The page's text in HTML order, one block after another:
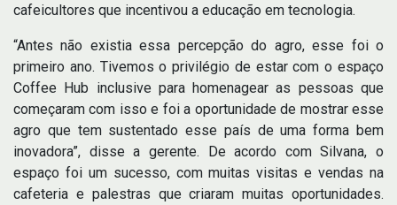
cafeicultores que incentivou a educação em tecnologia.
“Antes não existia essa percepção do agro, esse foi o
primeiro ano. Tivemos o privilégio de estar com o espaço
Coffee Hub inclusive para homenagear as pessoas que
começaram com isso e foi a oportunidade de mostrar esse
agro que tem sustentado esse país de uma forma bem
inovadora”, disse a gerente. De acordo com Silvana, o
espaço foi um sucesso, com muitas visitas e vendas na
cafeteria e palestras que criaram muitas oportunidades.